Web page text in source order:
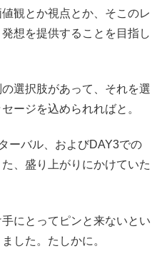
観とか視点とか、そこのレ
想を提供することを目指し
選択肢があって、それを選
ージを込められればと。
ーバル、およびDAY3での
、盛り上がりにかけていた
にとってピンと来ないとい
した。たしかに。